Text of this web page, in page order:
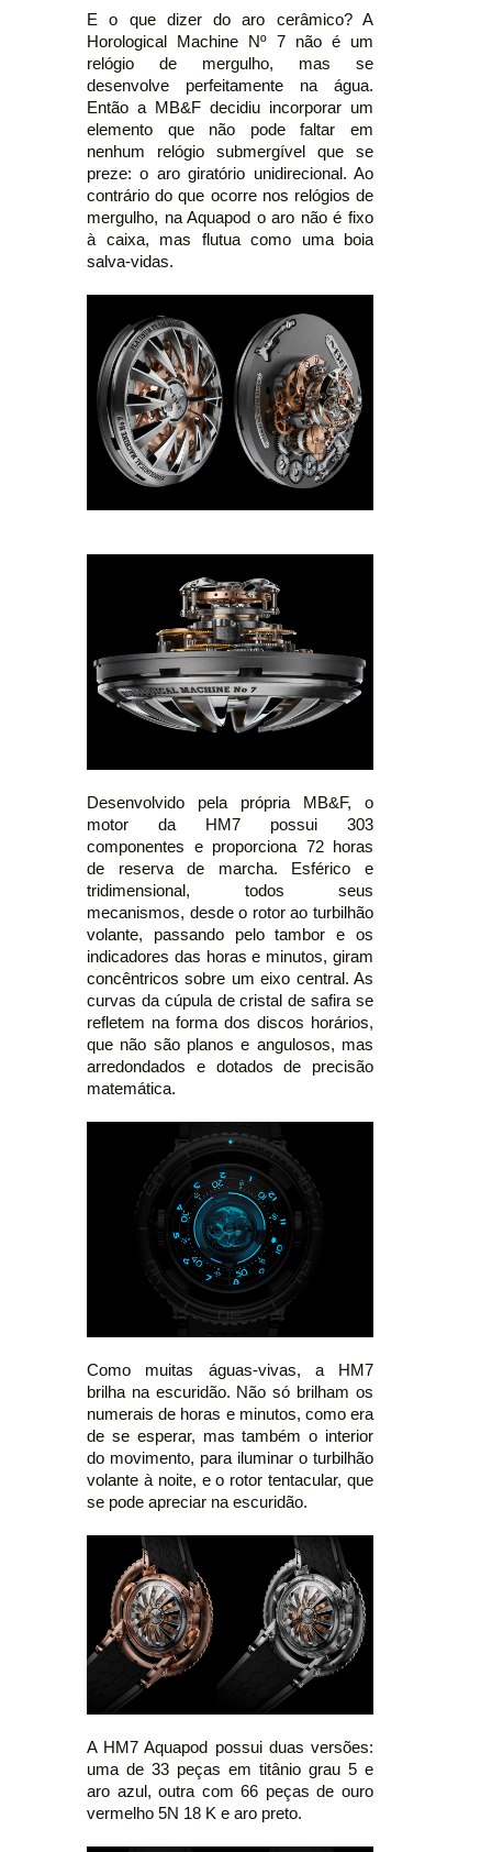
E o que dizer do aro cerâmico? A
Horological Machine Nº 7 não é um
relógio de mergulho, mas se
desenvolve perfeitamente na água.
Então a MB&F decidiu incorporar um
elemento que não pode faltar em
nenhum relógio submergível que se
preze: o aro giratório unidirecional. Ao
contrário do que ocorre nos relógios de
mergulho, na Aquapod o aro não é fixo
à caixa, mas flutua como uma boia
salva-vidas.
Desenvolvido pela própria MB&F, o
motor da HM7 possui 303
componentes e proporciona 72 horas
de reserva de marcha. Esférico e
tridimensional, todos seus
mecanismos, desde o rotor ao turbilhão
volante, passando pelo tambor e os
indicadores das horas e minutos, giram
concêntricos sobre um eixo central. As
curvas da cúpula de cristal de safira se
refletem na forma dos discos horários,
que não são planos e angulosos, mas
arredondados e dotados de precisão
matemática.
Como muitas águas-vivas, a HM7
brilha na escuridão. Não só brilham os
numerais de horas e minutos, como era
de se esperar, mas também o interior
do movimento, para iluminar o turbilhão
volante à noite, e o rotor tentacular, que
se pode apreciar na escuridão.
A HM7 Aquapod possui duas versões:
uma de 33 peças em titânio grau 5 e
aro azul, outra com 66 peças de ouro
vermelho 5N 18 K e aro preto.